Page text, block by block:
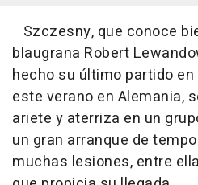
Szczesny, que conoce
blaugrana Robert
hecho su último partido
este verano en Alemania,
ariete y aterriza en un
un gran arranque de
muchas lesiones, entre